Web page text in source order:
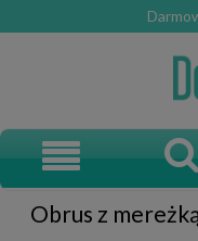
Obrus z